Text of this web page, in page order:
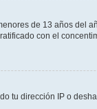
de 13 años del
con el
tu dirección IP o